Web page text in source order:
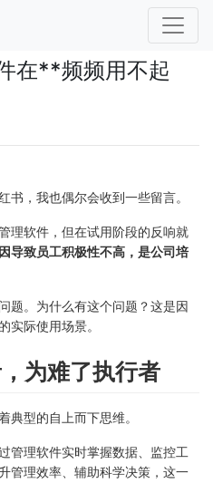
在**频频用不起
书，我也偶尔会收到一些留言。
理软件，但在试用阶段的反响就
导致员工积极性不高，是公司培
题。为什么有这个问题？这是因
实际使用场景。
为难了执行者
典型的自上而下思维。
管理软件实时掌握数据、监控工
管理效率、辅助科学决策，这一